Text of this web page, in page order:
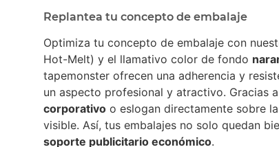
Replantea tu concepto de embalaje
Optimiza tu concepto de embalaje con
Hot-Melt) y el llamativo color de fondo
tapemonster ofrecen una adherencia y
un aspecto profesional y atractivo. Gracias
corporativo o eslogan directamente sobre
visible. Así, tus embalajes no solo quedan
soporte publicitario económico.